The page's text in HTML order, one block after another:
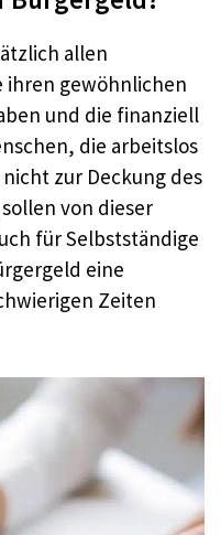
allen
ihren gewöhnlichen
und die finanziell
die arbeitslos
zur Deckung des
von dieser
für Selbstständige
eine
Zeiten